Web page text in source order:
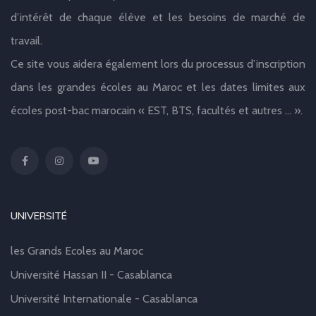
d’intérêt de chaque élève et les besoins de marché de
travail.
Ce site vous aidera également lors du processus d’inscription
dans les grandes écoles au Maroc et les dates limites aux
écoles post-bac marocain « EST, BTS, facultés et autres … ».
UNIVERSITÉ
les Grands Ecoles au Maroc
Université Hassan II - Casablanca
Université Internationale - Casablanca